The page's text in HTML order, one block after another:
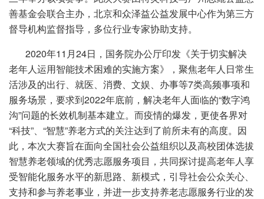
善基金会联合主办，北京和众泽益公益发展中心作为第三方
督导机构监督指导，多位行业专家协助支持。
2020年11月24日，国务院办公厅印发《关于切实解决
老年人运用智能技术困难的实施方案》，聚焦老年人日常生
活涉及的出行、就医、消费、文娱、办事等7类高频事项和
服务场景，要求到2022年底前，解决老年人面临的“数字鸿
沟”问题的长效机制基本建立。而疫情的爆发，更使各界对
“科技”、“智慧”养老方式的关注达到了前所未有的高度。因
此，本次大赛旨在面向全国社会公益组织以及高校团体选拔
智慧养老领域的优秀志愿服务项目，共同探讨提高老年人享
受智能化服务水平的新思路、新模式，引导社会公众关心、
支持和参与养老事业，并进一步支持养老志愿服务行业的发